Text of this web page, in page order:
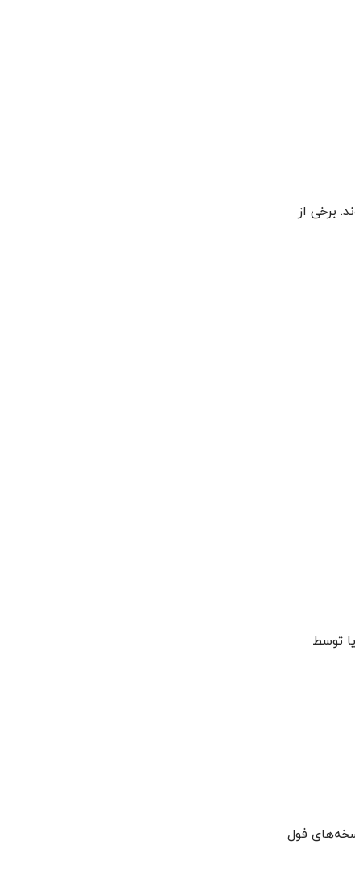
برخی از
توسط
فول